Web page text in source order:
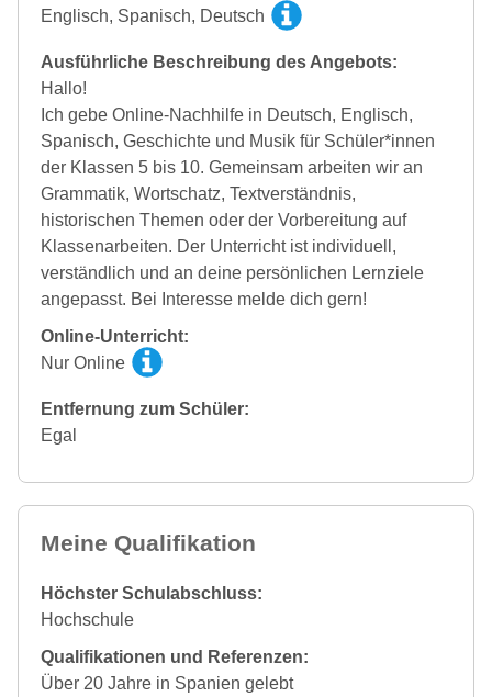
Englisch, Spanisch, Deutsch
Ausführliche Beschreibung des Angebots:
Hallo!
Ich gebe Online-Nachhilfe in Deutsch, Englisch,
Spanisch, Geschichte und Musik für Schüler*innen
der Klassen 5 bis 10. Gemeinsam arbeiten wir an
Grammatik, Wortschatz, Textverständnis,
historischen Themen oder der Vorbereitung auf
Klassenarbeiten. Der Unterricht ist individuell,
verständlich und an deine persönlichen Lernziele
angepasst. Bei Interesse melde dich gern!
Online-Unterricht:
Nur Online
Entfernung zum Schüler:
Egal
Meine Qualifikation
Höchster Schulabschluss:
Hochschule
Qualifikationen und Referenzen:
Über 20 Jahre in Spanien gelebt